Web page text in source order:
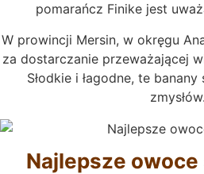
pomarańcz Finike jest
W prowincji Mersin, w okręgu
za dostarczanie przeważającej
Słodkie i łagodne, te
zmysłów.
Najlepsze